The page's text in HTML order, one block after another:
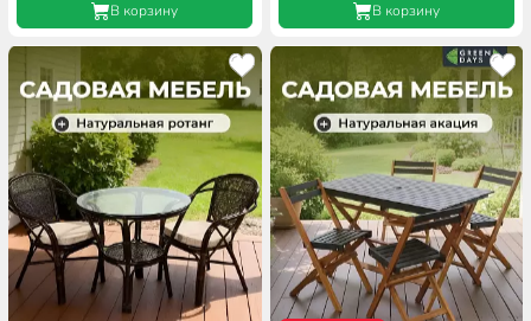
В корзину В корзину